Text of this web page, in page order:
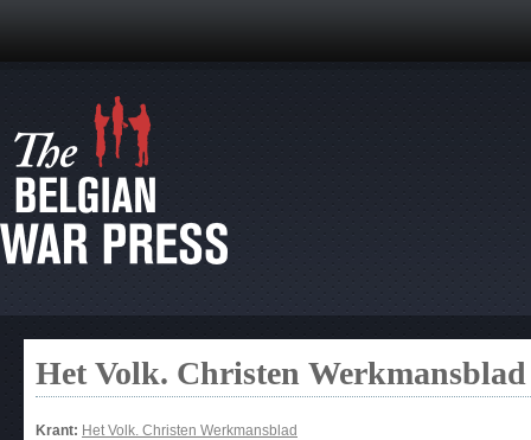
Het Volk. Christen Werkmansblad
Krant: Het Volk. Christen Werkmansblad